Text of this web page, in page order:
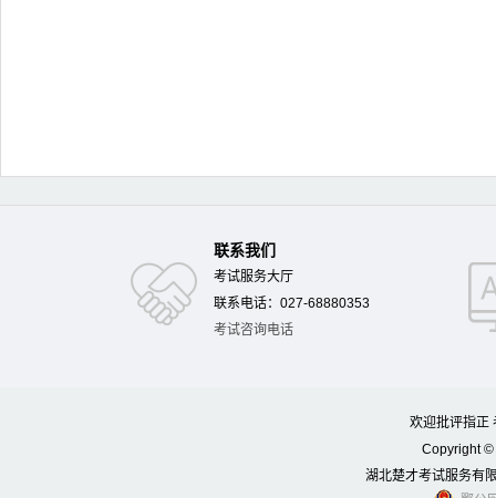
联系我们
考试服务大厅
联系电话：027-68880353
考试咨询电话
欢迎批评指正
Copyright ©
湖北楚才考试服务有